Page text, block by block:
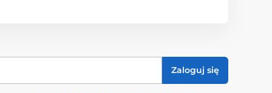
Zaloguj się